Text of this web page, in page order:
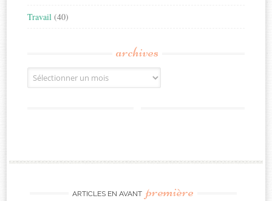
Travail (40)
archives
Archives
ARTICLES EN AVANT première